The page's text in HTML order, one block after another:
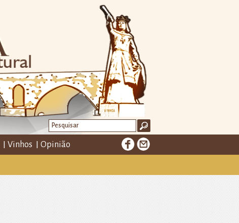
Vinhos Opinião